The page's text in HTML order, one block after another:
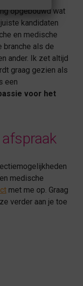
opgebouwd wat
kandidaten
en medische
branche als de
ander. Ik zet altijd
graag gezien als
een
voor het
medische
met me op. Graag
verder aan je toe